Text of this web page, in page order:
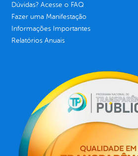
Dúvidas? Acesse o FAQ
Fazer uma Manifestação
Informações Importantes
Relatórios Anuais